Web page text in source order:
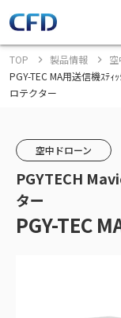
TOP 製品情報
PGY-TEC MA用送信機ｽﾃｨ
ロテクター
空中ドローン
PGYTECH
ター
PGY-TEC